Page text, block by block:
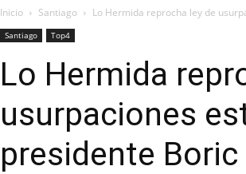
Inicio Santiago Lo Hermida reprocha ley de
Santiago Top4
Lo Hermida
usurpaciones
presidente Boric